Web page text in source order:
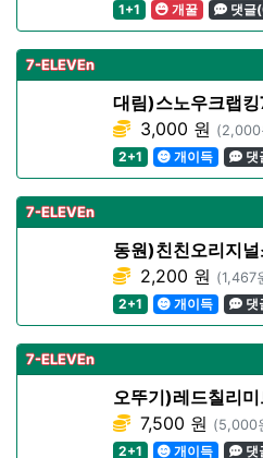
1+1
개꿀 댓글
7-ELEVEn
대림)스노우크랩
3,000 원 (2,000
2+1
개이득 댓
7-ELEVEn
동원)친친오리지
2,200 원 (1,467
2+1
개이득 댓
7-ELEVEn
오뚜기)레드칠리
7,500 원 (5,000
2+1
개이득 댓